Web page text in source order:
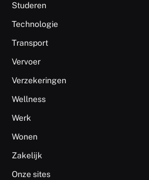
Studeren
Technologie
Transport
Vervoer
Verzekeringen
Wellness
Werk
Wonen
Zakelijk
Onze sites